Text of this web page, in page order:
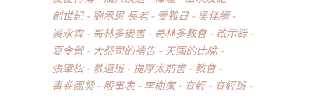
創世記
劉承恩 長老 受難日
吳佳縉
吳永霖
哥林多後書 哥林多教會
啟示錄
夏令營
大祭司的禱告
天國的比喻
張肇松
慕道班 提摩太前書
教會
書卷團契
服事表 李樹家 查經
查經班